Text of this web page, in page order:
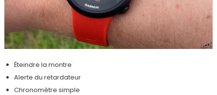
Éteindre la montre
Alerte du retardateur
Chronomètre simple